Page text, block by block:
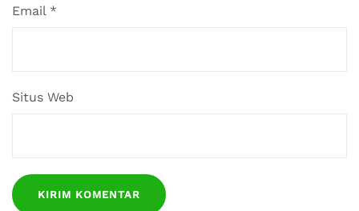
Email *
Situs Web